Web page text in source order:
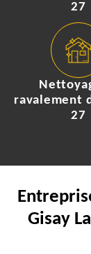
27
ravalement
27
Gisay